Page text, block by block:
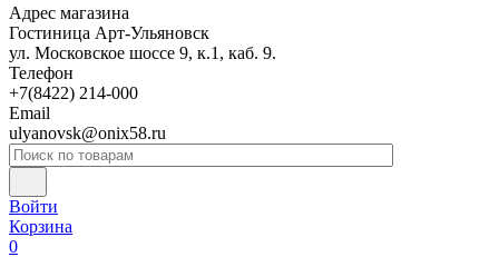
Адрес магазина
Гостиница Арт-Ульяновск
ул. Московское шоссе 9, к.1, каб. 9.
Телефон
+7(8422) 214-000
Email
ulyanovsk@onix58.ru
Войти
Корзина
0